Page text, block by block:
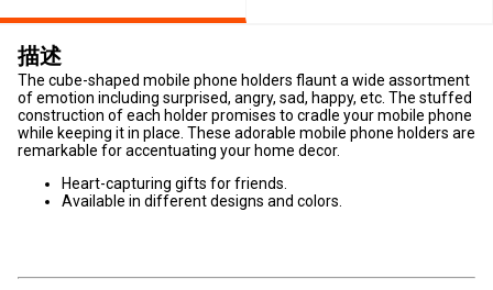
描述
The cube-shaped mobile phone holders flaunt a wide assortment
of emotion including surprised, angry, sad, happy, etc. The stuffed
construction of each holder promises to cradle your mobile phone
while keeping it in place. These adorable mobile phone holders are
remarkable for accentuating your home decor.
Heart-capturing gifts for friends.
Available in different designs and colors.